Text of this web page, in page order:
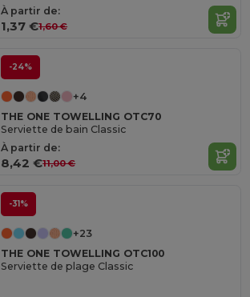
À partir de:
1,37 €1,60 €
-24%
+4
THE ONE TOWELLING OTC70
Serviette de bain Classic
À partir de:
8,42 €11,00 €
-31%
+23
THE ONE TOWELLING OTC100
Serviette de plage Classic